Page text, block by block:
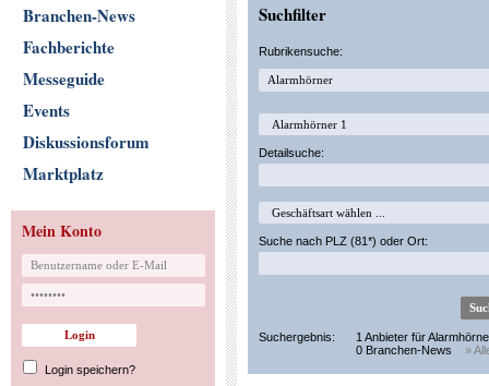
Branchen-News
Fachberichte
Messeguide
Events
Diskussionsforum
Marktplatz
Mein Konto
Login speichern?
Suchfilter
Rubrikensuche:
Detailsuche:
Suche nach PLZ (81*) oder Ort:
Suchergebnis:
1 Anbieter für
0 Branchen-News
»